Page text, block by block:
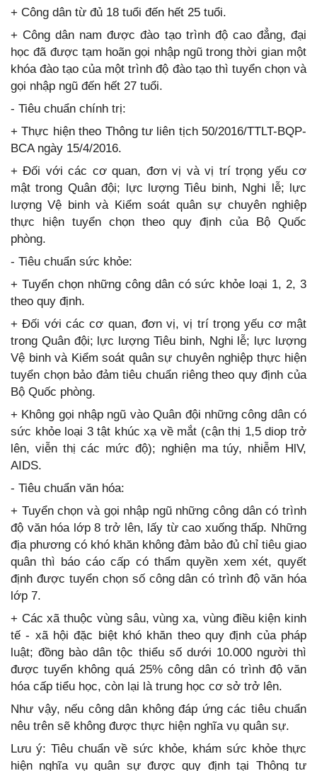
+ Công dân từ đủ 18 tuổi đến hết 25 tuổi.
+ Công dân nam được đào tạo trình độ cao đẳng, đại
học đã được tạm hoãn gọi nhập ngũ trong thời gian một
khóa đào tạo của một trình độ đào tạo thì tuyển chọn và
gọi nhập ngũ đến hết 27 tuổi.
- Tiêu chuẩn chính trị:
+ Thực hiện theo Thông tư liên tịch 50/2016/TTLT-BQP-
BCA ngày 15/4/2016.
+ Đối với các cơ quan, đơn vị và vị trí trọng yếu cơ
mật trong Quân đội; lực lượng Tiêu binh, Nghi lễ; lực
lượng Vệ binh và Kiểm soát quân sự chuyên nghiệp
thực hiện tuyển chọn theo quy định của Bộ Quốc
phòng.
- Tiêu chuẩn sức khỏe:
+ Tuyển chọn những công dân có sức khỏe loại 1, 2, 3
theo quy định.
+ Đối với các cơ quan, đơn vị, vị trí trọng yếu cơ mật
trong Quân đội; lực lượng Tiêu binh, Nghi lễ; lực lượng
Vệ binh và Kiểm soát quân sự chuyên nghiệp thực hiện
tuyển chọn bảo đảm tiêu chuẩn riêng theo quy định của
Bộ Quốc phòng.
+ Không gọi nhập ngũ vào Quân đội những công dân có
sức khỏe loại 3 tật khúc xạ về mắt (cận thị 1,5 diop trở
lên, viễn thị các mức độ); nghiện ma túy, nhiễm HlV,
AIDS.
- Tiêu chuẩn văn hóa:
+ Tuyển chọn và gọi nhập ngũ những công dân có trình
độ văn hóa lớp 8 trở lên, lấy từ cao xuống thấp. Những
địa phương có khó khăn không đảm bảo đủ chỉ tiêu giao
quân thì báo cáo cấp có thẩm quyền xem xét, quyết
định được tuyển chọn số công dân có trình độ văn hóa
lớp 7.
+ Các xã thuộc vùng sâu, vùng xa, vùng điều kiện kinh
tế - xã hội đặc biệt khó khăn theo quy định của pháp
luật; đồng bào dân tộc thiểu số dưới 10.000 người thì
được tuyển không quá 25% công dân có trình độ văn
hóa cấp tiểu học, còn lại là trung học cơ sở trở lên.
Như vậy, nếu công dân không đáp ứng các tiêu chuẩn
nêu trên sẽ không được thực hiện nghĩa vụ quân sự.
Lưu ý: Tiêu chuẩn về sức khỏe, khám sức khỏe thực
hiện nghĩa vụ quân sự được quy định tại Thông tư